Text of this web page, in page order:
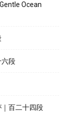
Ocean
六段
百二十四段